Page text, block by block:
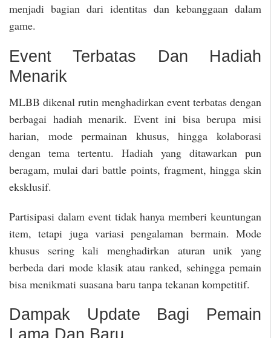
menjadi bagian dari identitas dan kebanggaan dalam
game.
Event Terbatas Dan Hadiah
Menarik
MLBB dikenal rutin menghadirkan event terbatas dengan
berbagai hadiah menarik. Event ini bisa berupa misi
harian, mode permainan khusus, hingga kolaborasi
dengan tema tertentu. Hadiah yang ditawarkan pun
beragam, mulai dari battle points, fragment, hingga skin
eksklusif.
Partisipasi dalam event tidak hanya memberi keuntungan
item, tetapi juga variasi pengalaman bermain. Mode
khusus sering kali menghadirkan aturan unik yang
berbeda dari mode klasik atau ranked, sehingga pemain
bisa menikmati suasana baru tanpa tekanan kompetitif.
Dampak Update Bagi Pemain